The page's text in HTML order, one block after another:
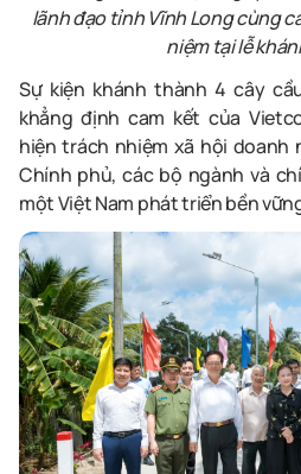
lãnh đạo tỉnh Vĩnh Long cùng
niệm tại lễ
Sự kiện khánh thành 4 cây
khẳng định cam kết của
hiện trách nhiệm xã hội doanh
Chính phủ, các bộ ngành và
một Việt Nam phát triển bền